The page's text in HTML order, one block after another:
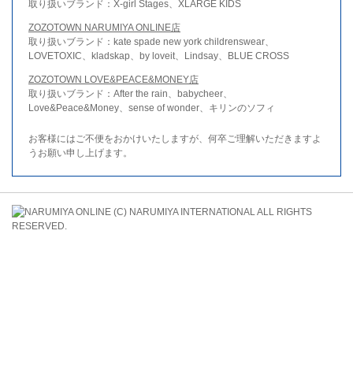
取り扱いブランド：X-girl Stages、XLARGE KIDS
ZOZOTOWN NARUMIYA ONLINE店
取り扱いブランド：kate spade new york childrenswear、
LOVETOXIC、kladskap、by loveit、Lindsay、BLUE CROSS
ZOZOTOWN LOVE&PEACE&MONEY店
取り扱いブランド：After the rain、babycheer、
Love&Peace&Money、sense of wonder、キリンのソフィ
お客様にはご不便をおかけいたしますが、何卒ご理解いただきますよ
うお願い申し上げます。